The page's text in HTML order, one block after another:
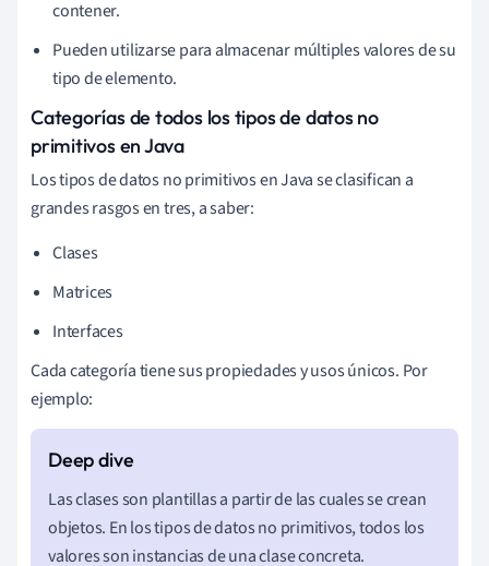
contener.
Pueden utilizarse para almacenar múltiples valores de su
tipo de elemento.
Categorías de todos los tipos de datos no
primitivos en Java
Los tipos de datos no primitivos en Java se clasifican a
grandes rasgos en tres, a saber:
Clases
Matrices
Interfaces
Cada categoría tiene sus propiedades y usos únicos. Por
ejemplo:
Las clases son plantillas a partir de las cuales se crean
objetos. En los tipos de datos no primitivos, todos los
valores son instancias de una clase concreta.